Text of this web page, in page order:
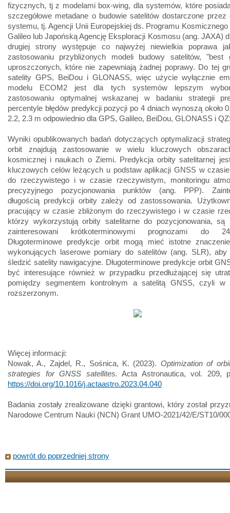
fizycznych, tj z modelami box-wing, dla systemów, które
szczegółowe metadane o budowie satelitów dostarczone przez
systemu, tj. Agencji Unii Europejskiej ds. Programu Kosmicznego
Galileo lub Japońską Agencję Eksploracji Kosmosu (ang. JAXA)
drugiej strony występuje co najwyżej niewielkia poprawa
zastosowaniu przybliżonych modeli budowy satelitów, "best
uproszczonych, które nie zapewniają żadnej poprawy. Do tej
satelity GPS, BeiDou i GLONASS, więc użycie wyłącznie
modelu ECOM2 jest dla tych systemów lepszym
zastosowaniu optymalnej wskazanej w badaniu strategii
percentyle błędów predykcji pozycji po 4 dniach wynoszą około
2.2, 2.3 m odpowiednio dla GPS, Galileo, BeiDou, GLONASS i
Wyniki opublikowanych badań dotyczących optymalizacji
orbit znajdują zastosowanie w wielu kluczowych
kosmicznej i naukach o Ziemi. Predykcja orbity satelitarnej
kluczowych celów leżących u podstaw aplikacji GNSS w
do rzeczywistego i w czasie rzeczywistym, monitoringu
precyzyjnego pozycjonowania punktów (ang. PPP).
długością predykcji orbity zależy od zastossowania.
pracujący w czasie zbliżonym do rzeczywistego i w czasie
którzy wykorzystują orbity satelitarne do pozycjonowania, są
zainteresowani krótkoterminowymi prognozami do
Długoterminowe predykcje orbit mogą mieć istotne
wykonujących laserowe pomiary do satelitów (ang. SLR), aby
śledzić satelity nawigacyjne. Długoterminowe predykcje orbit
być interesujące również w przypadku przedłużającej się
pomiędzy segmentem kontrolnym a satelitą GNSS, czyli w
rozszerzonym.
Więcej informacji:
Nowak, A., Zajdel, R., Sośnica, K. (2023). Optimization of
strategies for GNSS satellites. Acta Astronautica, vol. 209,
https://doi.org/10.1016/j.actaastro.2023.04.040
Badania zostały zrealizowane dzięki grantowi, który został
Narodowe Centrum Nauki (NCN) Grant UMO-2021/42/E/ST10/
powrót do poprzedniej strony